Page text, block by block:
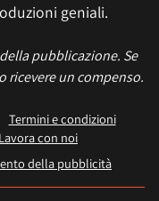
geniali.
pubblicazione. Se
ricevere un compenso.
Termini e condizioni
Lavora con noi
della pubblicità